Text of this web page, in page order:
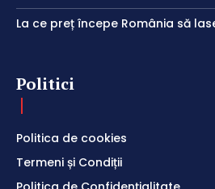
La ce preț începe România să
Politici
Politica de cookies
Termeni și Condiții